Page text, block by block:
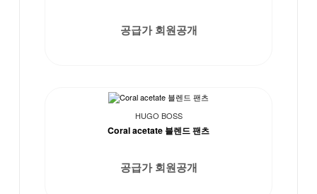
공급가 회원공개
HUGO BOSS
Coral acetate 블렌드 팬츠
공급가 회원공개